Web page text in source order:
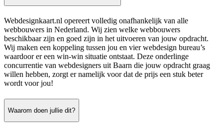
Webdesignkaart.nl opereert volledig onafhankelijk van alle
webbouwers in Nederland. Wij zien welke webbouwers
beschikbaar zijn en goed zijn in het uitvoeren van jouw opdracht.
Wij maken een koppeling tussen jou en vier webdesign bureau’s
waardoor er een win-win situatie ontstaat. Deze onderlinge
concurrentie van webdesigners uit Baarn die jouw opdracht graag
willen hebben, zorgt er namelijk voor dat de prijs een stuk beter
wordt voor jou!
Waarom doen jullie dit?